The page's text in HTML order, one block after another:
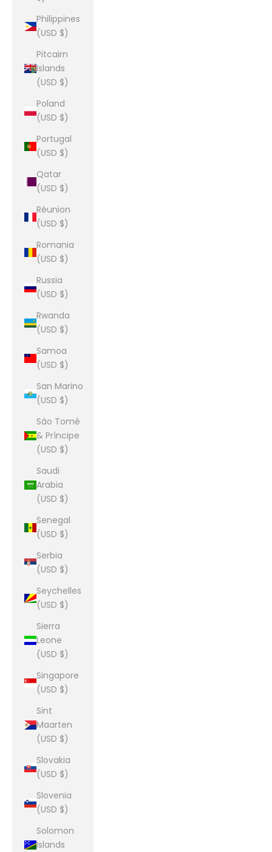
Philippines
(USD $)
Pitcairn
Islands
(USD $)
Poland
(USD $)
Portugal
(USD $)
Qatar
(USD $)
Réunion
(USD $)
Romania
(USD $)
Russia
(USD $)
Rwanda
(USD $)
Samoa
(USD $)
San Marino
(USD $)
São Tomé
& Príncipe
(USD $)
Saudi
Arabia
(USD $)
Senegal
(USD $)
Serbia
(USD $)
Seychelles
(USD $)
Sierra
Leone
(USD $)
Singapore
(USD $)
Sint
Maarten
(USD $)
Slovakia
(USD $)
Slovenia
(USD $)
Solomon
Islands